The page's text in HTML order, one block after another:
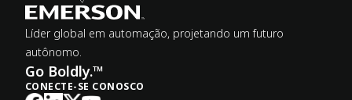
Líder global em automação, projetando um futuro
autônomo.
Go Boldly.™
CONECTE-SE CONOSCO